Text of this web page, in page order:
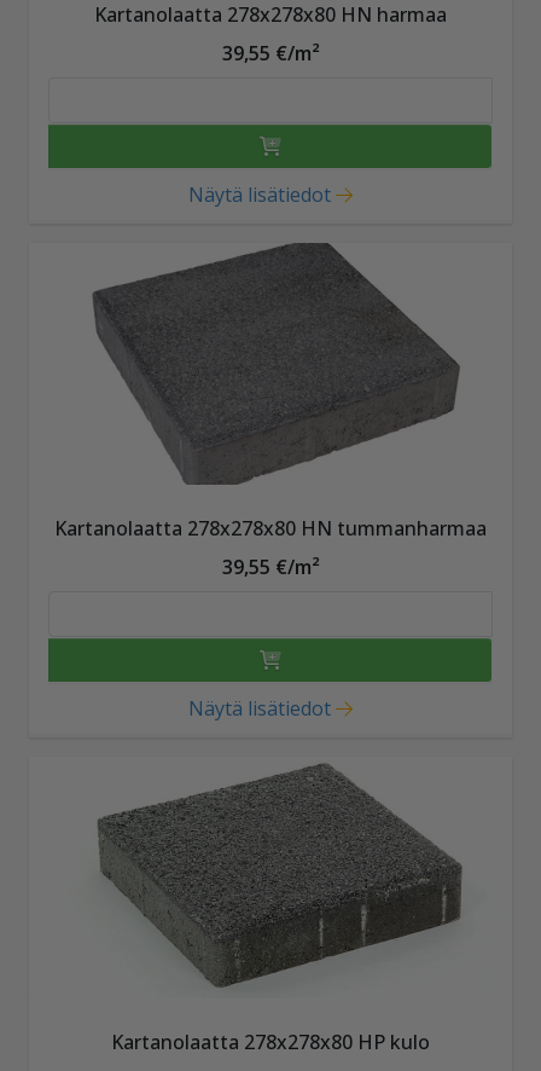
Kartanolaatta 278x278x80 HN harmaa
39,55 €/m²
Näytä lisätiedot
Kartanolaatta 278x278x80 HN tummanharmaa
39,55 €/m²
Näytä lisätiedot
Kartanolaatta 278x278x80 HP kulo